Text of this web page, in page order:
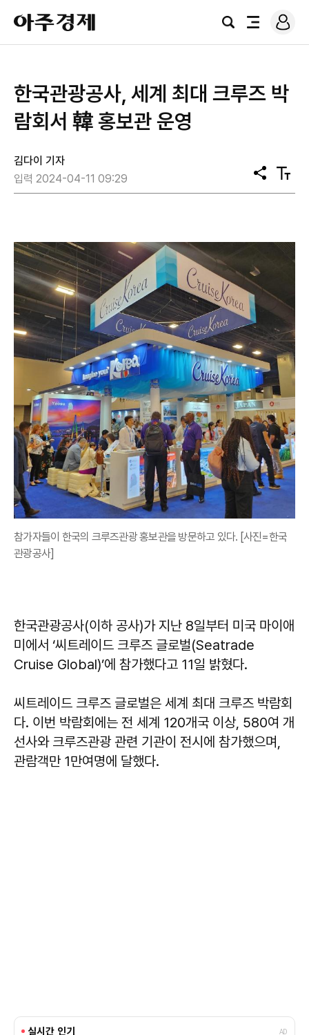
아
주
경
검
전
로
그
한국관광공사, 세계 최대 크루즈 박
람회서 韓 홍보관 운영
김다이 기자
입력 2024-04-11 09:29
공
유
텍
스
참가자들이 한국의 크루즈관광 홍보관을 방문하고 있다. [사진=한국
관광공사]
한국관광공사(이하 공사)가 지난 8일부터 미국 마이애
미에서 ‘씨트레이드 크루즈 글로벌(Seatrade
Cruise Global)’에 참가했다고 11일 밝혔다.
씨트레이드 크루즈 글로벌은 세계 최대 크루즈 박람회
다. 이번 박람회에는 전 세계 120개국 이상, 580여 개
선사와 크루즈관광 관련 기관이 전시에 참가했으며,
관람객만 1만여명에 달했다.